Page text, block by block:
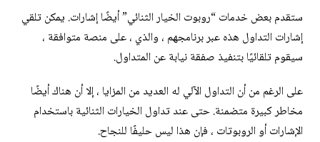
ستقدم بعض خدمات “روبوت الخيار الثنائي” أيضًا إشارات. يمكن تلقي
إشارات التداول هذه عبر برنامجهم ، والذي ، على منصة متوافقة ،
سيقوم تلقائيًا بتنفيذ صفقة نيابة عن المتداول.
على الرغم من أن التداول الآلي له العديد من المزايا ، إلا أن هناك أيضًا
مخاطر كبيرة متضمنة. حتى عند تداول الخيارات الثنائية باستخدام
الإشارات أو الروبوتات ، فإن هذا ليس حليفًا للنجاح.